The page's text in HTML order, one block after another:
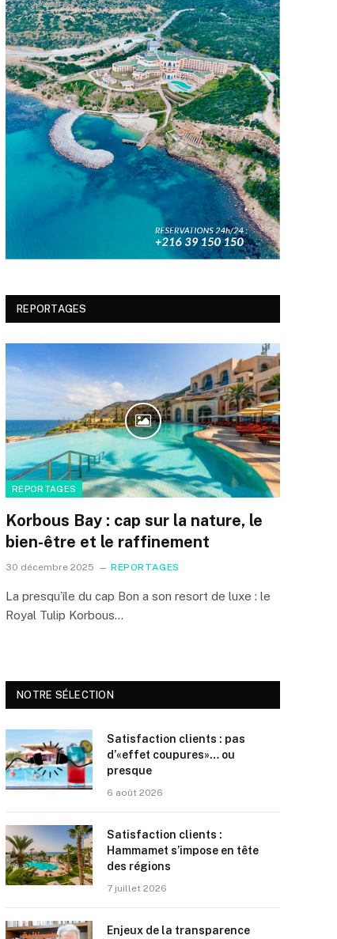
REPORTAGES
REPORTAGES
Korbous Bay : cap sur la nature, le
bien-être et le raffinement
30 décembre 2025 REPORTAGES
La presqu’île du cap Bon a son resort de luxe : le
Royal Tulip Korbous…
NOTRE SÉLECTION
Satisfaction clients : pas
d’«effet coupures»… ou
presque
6 août 2026
Satisfaction clients :
Hammamet s’impose en tête
des régions
7 juillet 2026
Enjeux de la transparence